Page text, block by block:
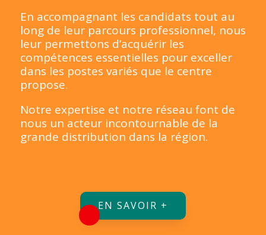
En accompagnant les candidats tout au
long de leur parcours professionnel, nous
leur permettons d’acquérir les
compétences essentielles pour exceller
dans les postes variés que le centre
propose.
Notre expertise et notre réseau font de
nous un acteur incontournable de la
grande distribution dans la région.
EN SAVOIR +